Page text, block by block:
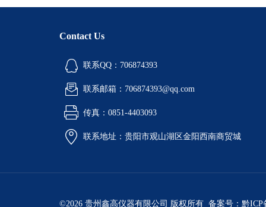
Contact Us
联系QQ：706874393
联系邮箱：706874393@qq.com
传真：0851-4403093
联系地址：贵阳市观山湖区金阳西南商贸城
©2026 贵州鑫高仪器有限公司 版权所有 备案号： 黔ICP